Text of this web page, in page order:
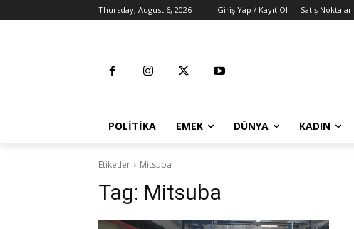
Thursday, August 6, 2026 Giriş Yap / Kayıt Ol Satış Noktaları
POLITIKA EMEK DÜNYA KADIN
Etiketler Mitsuba
Tag: Mitsuba